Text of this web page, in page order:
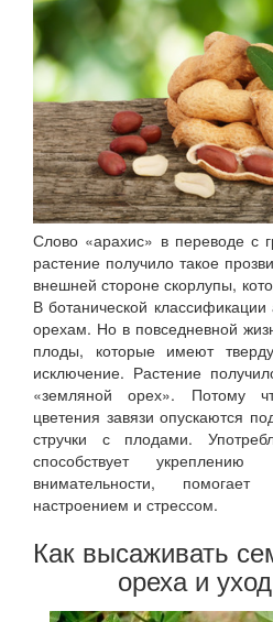
Слово «арахис» в переводе с
растение получило такое
внешней стороне скорлупы,
В ботанической
орехам. Но в повседневной
плоды, которые имеют
исключение. Растение
«земляной орех». Потому
цветения завязи опускаются
стручки с плодами.
способствует укреплению
внимательности,
настроением и стрессом.
Как высаживать
ореха и